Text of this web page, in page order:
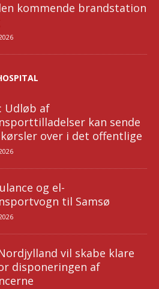
kommende brandstation
Udløb af
kan sende
kørsler over i det offentlige
og el-
til Samsø
vil skabe klare
disponeringen af